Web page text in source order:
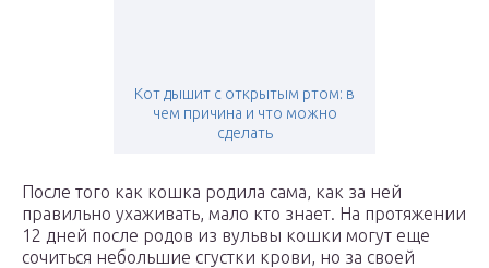
Кот дышит с открытым ртом: в
чем причина и что можно
сделать
После того как кошка родила сама, как за ней
правильно ухаживать, мало кто знает. На протяжении
12 дней после родов из вульвы кошки могут еще
сочиться небольшие сгустки крови, но за своей